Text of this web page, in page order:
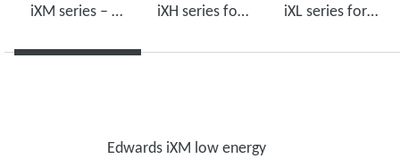
iXM series – low energy use, high performance iXH series for harsh environments iXL series for light duty applications
Edwards iXM low energy